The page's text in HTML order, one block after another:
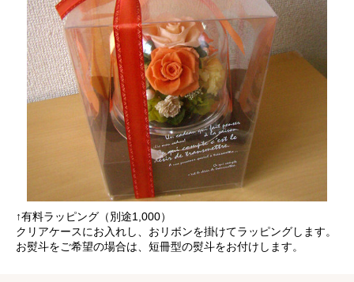
↑有料ラッピング（別途1,000）
クリアケースにお入れし、おリボンを掛けてラッピングします。
お熨斗をご希望の場合は、短冊型の熨斗をお付けします。